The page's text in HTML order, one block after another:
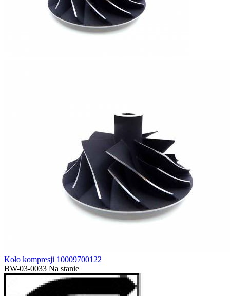
Koło kompresji 10009700122
BW-03-0033 Na stanie